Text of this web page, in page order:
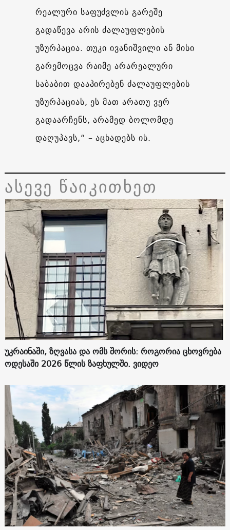
რეალური საფუძვლის გარეშე
გადაწევა არის ძალაუფლების
უზურპაცია. თუკი ივანიშვილი ან მისი
გარემოცვა რაიმე არარეალური
საბაბით დააპირებენ ძალაუფლების
უზურპაციას, ეს მათ არათუ ვერ
გადაარჩენს, არამედ ბოლომდე
დაღუპავს,“ – აცხადებს ის.
ასევე წაიკითხეთ
უკრაინაში, ზღვასა და ომს შორის: როგორია ცხოვრება
ოდესაში 2026 წლის ზაფხულში. ვიდეო